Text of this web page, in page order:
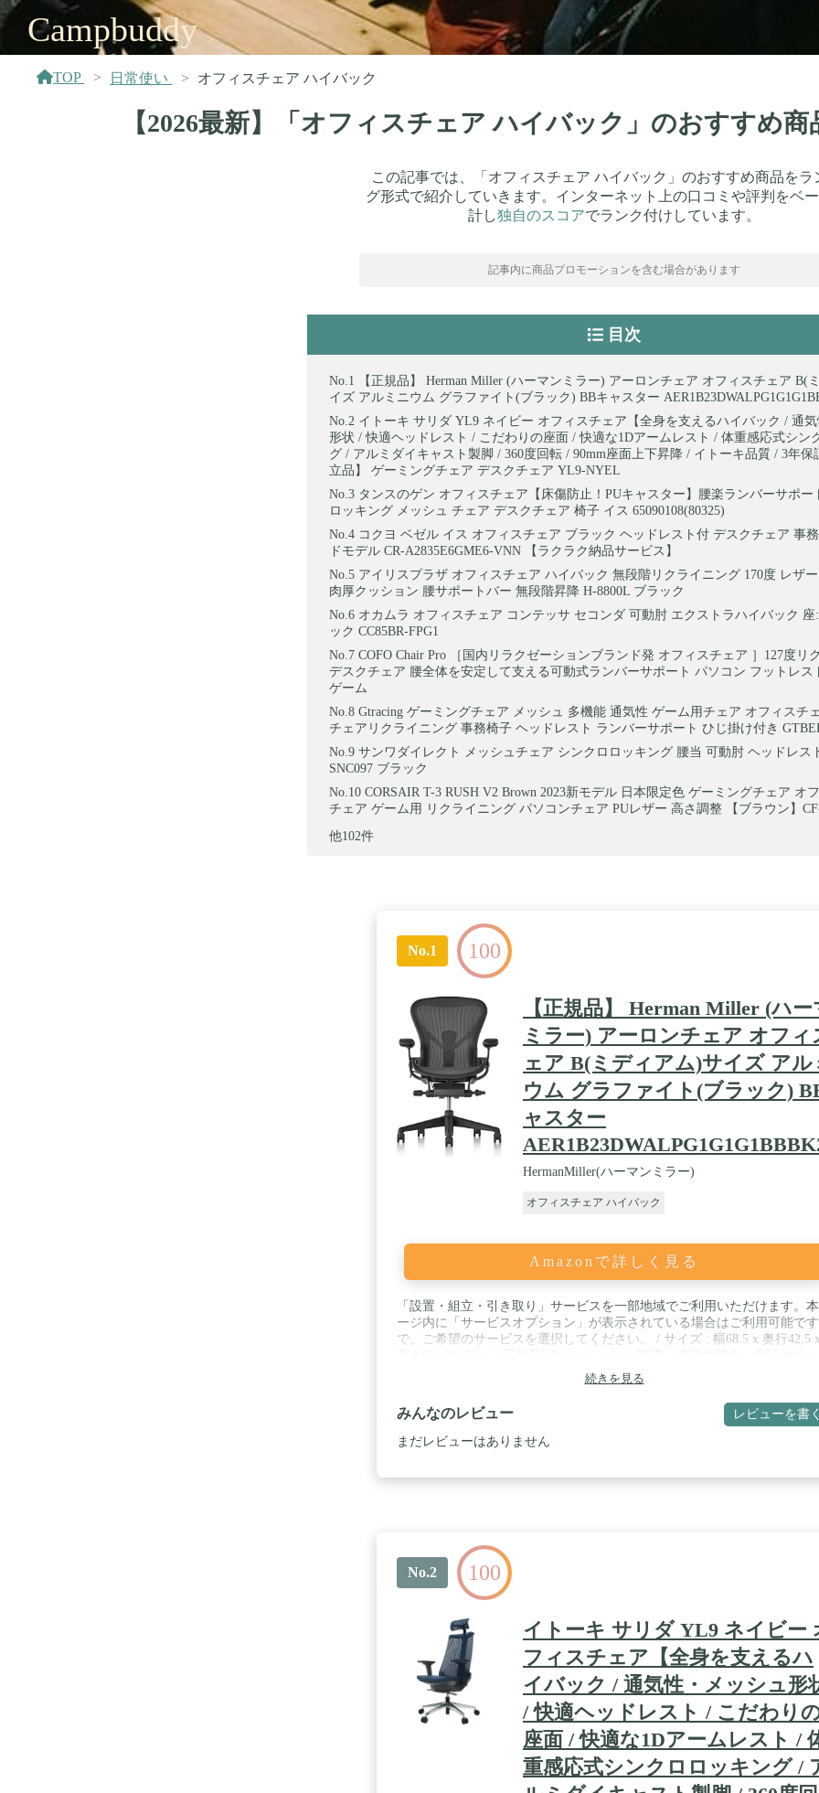
Campbuddy
TOP 日常使い オフィスチェア ハイバック
【2026最新】「オフィスチェア ハイバック」のおすすめ
この記事では、「オフィスチェア ハイバック」のおすすめ商品をラ
グ形式で紹介していきます。インターネット上の口コミや評判をベ
計し独自のスコアでランク付けしています。
記事内に商品プロモーションを含む場合があります
目次
【正規品】 Herman Miller (ハーマンミラー) アーロンチェア オフィスチェア B(
イズ アルミニウム グラファイト(ブラック) BBキャスター
イトーキ サリダ YL9 ネイビー オフィスチェア【全身を支えるハイバック / 通気
形状 / 快適ヘッドレスト / こだわりの座面 / 快適な1Dアームレスト / 体重感応式シン
グ / アルミダイキャスト製脚 / 360度回転 / 90mm座面上下昇降 / イトーキ品質 / 3年保
立品】 ゲーミングチェア デスクチェア YL9-NYEL
タンスのゲン オフィスチェア【床傷防止！PUキャスター】腰楽ランバーサポー
ロッキング メッシュ チェア デスクチェア 椅子 イス 65090108(80325)
コクヨ ベゼル イス オフィスチェア ブラック ヘッドレスト付 デスクチェア 事
ドモデル CR-A2835E6GME6-VNN 【ラクラク納品サービス】
アイリスプラザ オフィスチェア ハイバック 無段階リクライニング 170度 レザ
肉厚クッション 腰サポートバー 無段階昇降 H-8800L ブラック
オカムラ オフィスチェア コンテッサ セコンダ 可動肘 エクストラハイバック 座
ック CC85BR-FPG1
COFO Chair Pro ［国内リラクゼーションブランド発 オフィスチェア ］127度リ
デスクチェア 腰全体を安定して支える可動式ランバーサポート パソコン フットレス
ゲーム
Gtracing ゲーミングチェア メッシュ 多機能 通気性 ゲーム用チェア オフィスチ
チェアリクライニング 事務椅子 ヘッドレスト ランバーサポート ひじ掛け付き
サンワダイレクト メッシュチェア シンクロロッキング 腰当 可動肘 ヘッドレス
SNC097 ブラック
CORSAIR T-3 RUSH V2 Brown 2023新モデル 日本限定色 ゲーミングチェア オ
チェア ゲーム用 リクライニング パソコンチェア PUレザー 高さ調整 【ブラウン】
他102件
No.1 100
【正規品】 Herman Miller (ハー
ミラー) アーロンチェア オフィ
ェア B(ミディアム)サイズ アル
ウム グラファイト(ブラック)
ャスター
HermanMiller(ハーマンミラー)
オフィスチェア ハイバック
Amazonで詳しく見る
「設置・組立・引き取り」サービスを一部地域でご利用いただけます。
ージ内に「サービスオプション」が表示されている場合はご利用可能で
で、ご希望のサービスを選択してください。 / サイズ : 幅68.5 x 奥行42.5 x
のご案内、専用連絡先を同封しております。 / 背・座 : ペリクル(弾性ポリ
エステル) / 背部・座部フレーム : グラファイトフレーム・グラファイトベ
ースベース(アルミダイキャスト粉体エポキシ途装リンクル途装) / キャス
ー : ナイロン双輪 / バックサポートオプション : ポスチャーフィットSL / 重
量 : 約20kg / 保証期間/構造体、機構部、可動部 : 12年間、ガス圧シリンダ
続きを見る
みんなのレビュー レビューを書く
まだレビューはありません
No.2 100
イトーキ サリダ YL9 ネイビー
フィスチェア【全身を支えるハ
イバック / 通気性・メッシュ形
/ 快適ヘッドレスト / こだわり
座面 / 快適な1Dアームレスト /
重感応式シンクロロッキング /